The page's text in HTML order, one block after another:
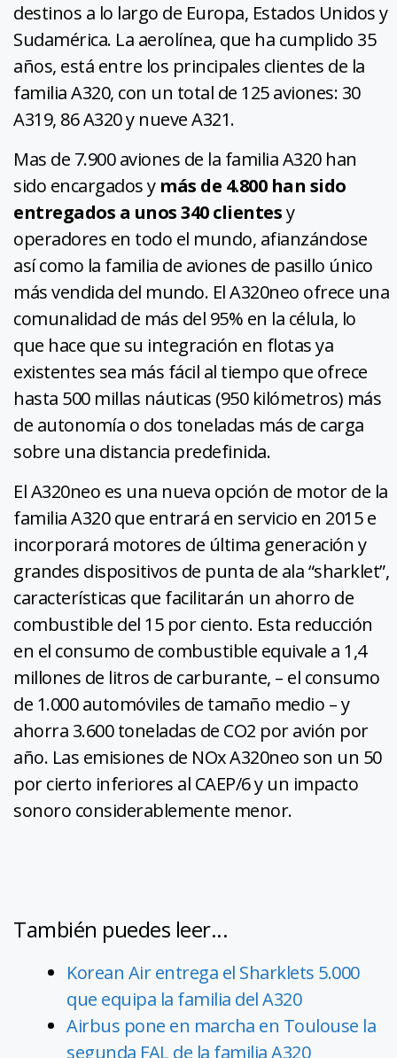
destinos a lo largo de Europa, Estados Unidos y
Sudamérica. La aerolínea, que ha cumplido 35
años, está entre los principales clientes de la
familia A320, con un total de 125 aviones: 30
A319, 86 A320 y nueve A321.
Mas de 7.900 aviones de la familia A320 han
sido encargados y más de 4.800 han sido
entregados a unos 340 clientesy
operadores en todo el mundo, afianzándose
así como la familia de aviones de pasillo único
más vendida del mundo. El A320neo ofrece una
comunalidad de más del 95% en la célula, lo
que hace que su integración en flotas ya
existentes sea más fácil al tiempo que ofrece
hasta 500 millas náuticas (950 kilómetros) más
de autonomía o dos toneladas más de carga
sobre una distancia predefinida.
El A320neo es una nueva opción de motor de la
familia A320 que entrará en servicio en 2015 e
incorporará motores de última generación y
grandes dispositivos de punta de ala “sharklet”,
características que facilitarán un ahorro de
combustible del 15 por ciento. Esta reducción
en el consumo de combustible equivale a 1,4
millones de litros de carburante, – el consumo
de 1.000 automóviles de tamaño medio – y
ahorra 3.600 toneladas de CO2 por avión por
año. Las emisiones de NOx A320neo son un 50
por cierto inferiores al CAEP/6 y un impacto
sonoro considerablemente menor.
También puedes leer...
Korean Air entrega el Sharklets 5.000
que equipa la familia del A320
Airbus pone en marcha en Toulouse la
segunda FAL de la familia A320